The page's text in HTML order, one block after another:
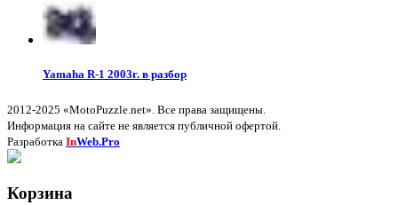
Yamaha R-1 2003г. в разбор
2012-2025 «MotoPuzzle.net». Все права защищены.
Информация на сайте не является публичной офертой.
Разработка InWeb.Pro
Корзина